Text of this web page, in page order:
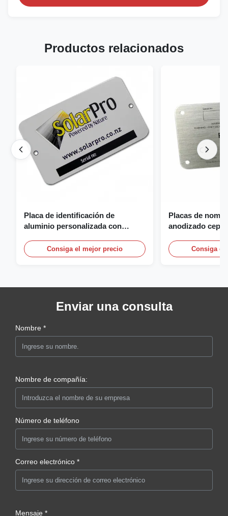
Productos relacionados
Placa de identificación de
aluminio personalizada con
Consiga el mejor precio
Placas de
anodizado
con logotipo
Consiga el
Enviar una consulta
Nombre *
Nombre de compañía:
Número de teléfono
Correo electrónico *
Mensaje *